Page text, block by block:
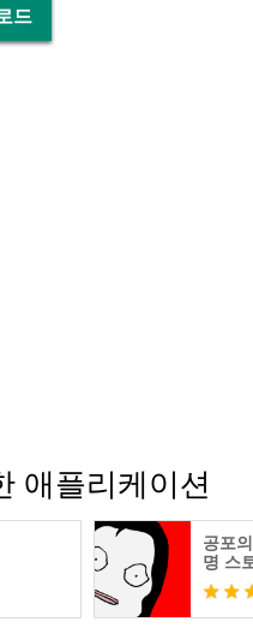
글로벌 커뮤니티에서 크리에
해 설계된 몰입형 3D 멀티
www.roblox.com/develop
hc/en-us
contact/
www.roblox.com/info/privacy
parents/
hc/en-us/articles/
드
애플리케이션
공포
명 스